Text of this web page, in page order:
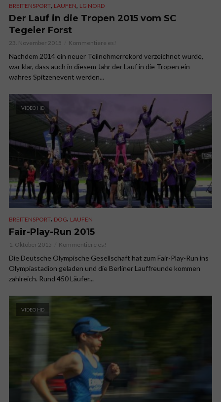
BREITENSPORT, LAUFEN, LG NORD
Der Lauf in die Tropen 2015 vom SC
Tegeler Forst
23. November 2015 Kommentiere es!
Nachdem 2014 ein neuer Teilnehmerrekord verzeichnet wurde,
war klar, dass auch in diesem Jahr der Lauf in die Tropen ein
wahres Spitzenevent werden...
VIDEO HD
BREITENSPORT, DOG, LAUFEN
Fair-Play-Run 2015
1. Oktober 2015 Kommentiere es!
Die Deutsche Olympische Gesellschaft hat zum Fair-Play-Run ins
Olympiastadion geladen und die Berliner Lauffreunde kommen
zahlreich. Rund 450 Läufer...
VIDEO HD